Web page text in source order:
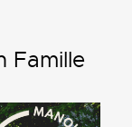
Famille